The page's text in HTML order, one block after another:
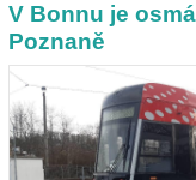
V Bonnu je
Poznaně